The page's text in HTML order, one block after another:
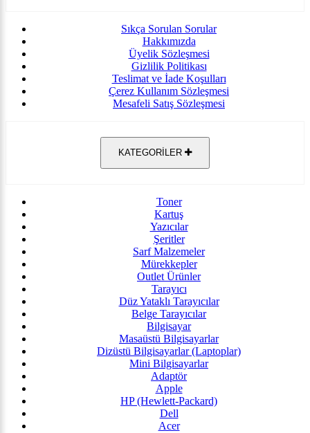
Sıkça Sorulan Sorular
Hakkımızda
Üyelik Sözleşmesi
Gizlilik Politikası
Teslimat ve İade Koşulları
Çerez Kullanım Sözleşmesi
Mesafeli Satış Sözleşmesi
KATEGORİLER
Toner
Kartuş
Yazıcılar
Şeritler
Sarf Malzemeler
Mürekkepler
Outlet Ürünler
Tarayıcı
Düz Yataklı Tarayıcılar
Belge Tarayıcılar
Bilgisayar
Masaüstü Bilgisayarlar
Dizüstü Bilgisayarlar (Laptoplar)
Mini Bilgisayarlar
Adaptör
Apple
HP (Hewlett-Packard)
Dell
Acer